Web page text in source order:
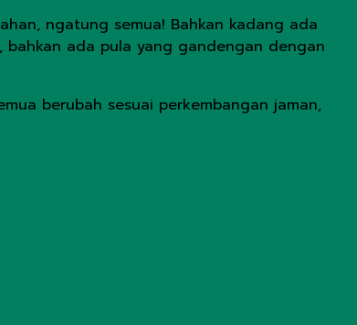
ngatung semua! Bahkan kadang ada
bahkan ada pula yang gandengan dengan
berubah sesuai perkembangan jaman,